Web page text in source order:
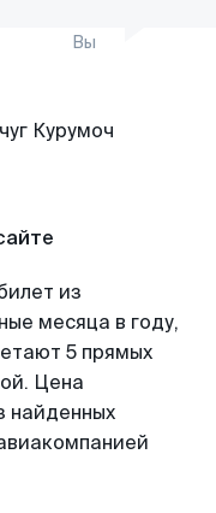
Вы
из
месяца в году,
5 прямых
Цена
найденных